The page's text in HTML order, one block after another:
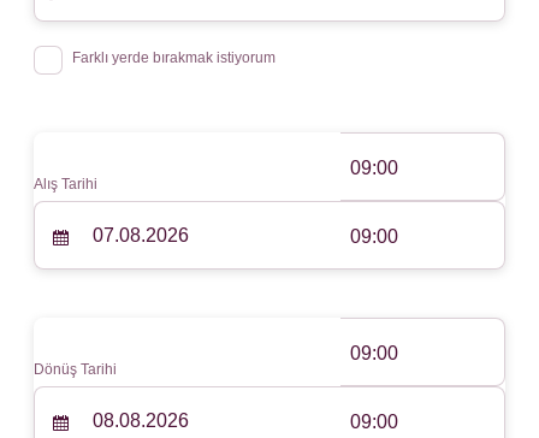
Farklı yerde bırakmak istiyorum
Alış Tarihi
09:00
09:00
Dönüş Tarihi
09:00
09:00